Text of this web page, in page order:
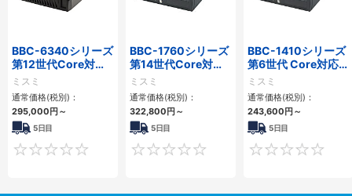
BBC-6340シリーズ
第12世代Core対応
小型フロアマウント
PC2PCI/2PCIe
ミスミ
通常価格(税別)：
295,000円～
5日目
0
BBC-1760シリーズ
第14世代Core対応
小型フロアマウント
3PCIe
ミスミ
通常価格(税別)：
322,800円～
5日目
0
BBC-1410シリーズ
第6世代 Core対応フ
ロアマウントFAPC
3PCI・3PCIe
ミスミ
通常価格(税別)：
243,600円～
5日目